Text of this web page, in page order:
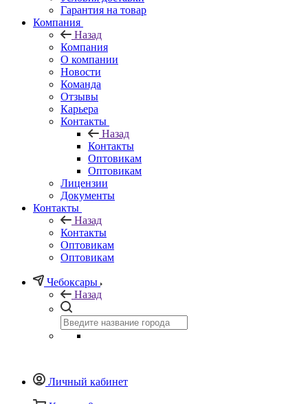
Гарантия на товар
Компания
Назад
Компания
О компании
Новости
Команда
Отзывы
Карьера
Контакты
Назад
Контакты
Оптовикам
Оптовикам
Лицензии
Документы
Контакты
Назад
Контакты
Оптовикам
Оптовикам
Чебоксары
Назад
Личный кабинет